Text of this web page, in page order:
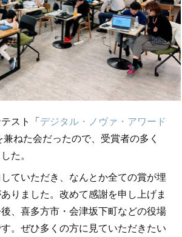
スト「デジタル・ノヴァ・アワード
兼ねた会だったので、受賞者の多く
た。
ていただき、なんとか全ての賞が埋
りました。改めて感謝を申し上げま
、喜多方市・会津坂下町などの役場
。ぜひ多くの方に見ていただきたい